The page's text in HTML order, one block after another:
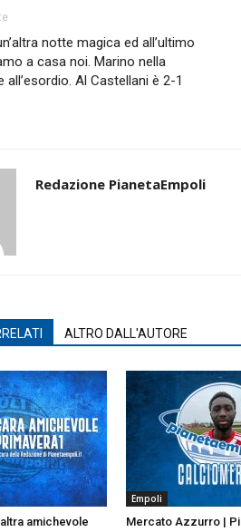
notte magica ed all’ultimo
a casa noi. Marino nella
Al Castellani è 2-1
Redazione PianetaEmpoli
ALTRO DALL'AUTORE
amichevole
Empoli
Mercato Azzurro |